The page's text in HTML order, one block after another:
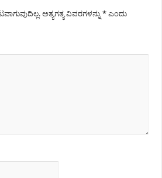
ಅತ್ಯಗತ್ಯ ವಿವರಗಳನ್ನು* ಎಂದು